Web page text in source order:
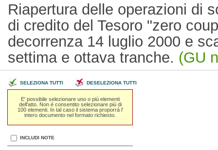
Riapertura delle operazioni di
di credito del Tesoro "zero
decorrenza 14 luglio 2000 e
settima e ottava tranche. (GU
SELEZIONA TUTTI DESELEZIONA TUTTI
E' possibile selezionare uno o piú elementi
dell'atto. Non é consentito selezionare piú di
100 elementi. In tal caso il sistema proporrá l'
intero documento nel formato richiesto.
INCLUDI NOTE